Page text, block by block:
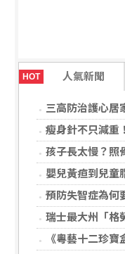
HOT 人氣新聞
三高防治護心居家運動不可少！888
瘦身針不只減重！臺大醫院研究：有
孩子長太慢？照骨齡還來得及嗎？AI骨
嬰兒黃疸到兒童脂肪肝都別輕
預防失智症為何要提早行動？醫揭：
瑞士最大州「格勞賓登」夏之旅 推薦6座山
《粵藝十二珍寶盒》港點如珠寶藝術